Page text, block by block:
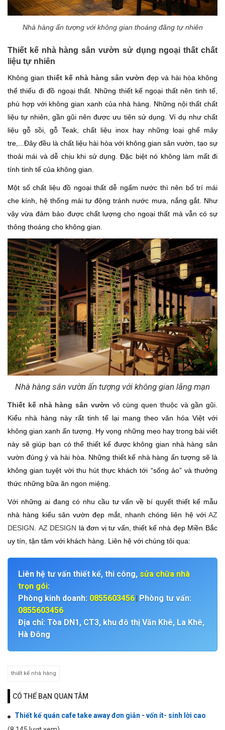
Nhà hàng ấn tượng với không gian thoáng đãng tự nhiên
Thiết kế nhà hàng sân vườn sử dụng ngoại thất chất
liệu tự nhiên
Không gian thiết kế nhà hàng sân vườnđẹp và hài hòa không
thể thiếu đi đồ ngoại thất. Những thiết kế ngoại thất nên tinh tế,
phù hợp với không gian xanh của nhà hàng. Những nội thất chất
liệu tự nhiên, gần gũi nên được ưu tiên sử dụng. Ví dụ như chất
liệu gỗ sồi, gỗ Teak, chất liệu inox hay những loại ghế mây
tre,...Đây đều là chất liệu hài hòa với không gian sân vườn, tạo sự
thoải mái và dễ chịu khi sử dụng. Đặc biệt nó không làm mất đi
tính tinh tế của không gian.
Một số chất liệu đồ ngoại thất dễ ngấm nước thì nên bố trí mái
che kính, hệ thống mái tự động tránh nước mưa, nắng gắt. Như
vậy vừa đảm bảo được chất lượng cho ngoại thất mà vẫn có sự
thông thoáng cho không gian.
Nhà hàng sân vườn ấn tượng với không gian lãng mạn
Thiết kế nhà hàng sân vườn vô cùng quen thuộc và gần gũi.
Kiểu nhà hàng này rất tinh tế lại mang theo văn hóa Việt với
không gian xanh ấn tượng. Hy vọng những mẹo hay trong bài viết
này sẽ giúp bạn có thể thiết kế được không gian nhà hàng sân
vườn đúng ý và hài hòa. Những thiết kế nhà hàng ấn tượng sẽ là
không gian tuyệt vời thu hút thực khách tới “sống ảo” và thưởng
thức những bữa ăn ngon miệng.
Với những ai đang có nhu cầu tư vấn về bí quyết thiết kế mẫu
nhà hàng kiểu sân vườn đẹp mắt, nhanh chóng liên hệ với AZ
DESIGN
AZ DESIGN là đơn vị tư vấn, thiết kế nhà đẹp Miền Bắc
uy tín, tận tâm với khách hàng. Liên hệ với chúng tôi qua:
Liên hệ tư vấn thiết kế, thi công, sửa chữa nhà
trọn gói:
Phòng kinh doanh: 0855603456| Phòng tư vấn:
0855603456
Địa chỉ: Tòa DN1, CT3, khu đô thị Văn Khê, La Khê,
Hà Đông
thiết kế nhà hàng
CÓ THỂ BẠN QUAN TÂM
Thiết kế quán cafe take away đơn giản - vốn ít- sinh lời cao